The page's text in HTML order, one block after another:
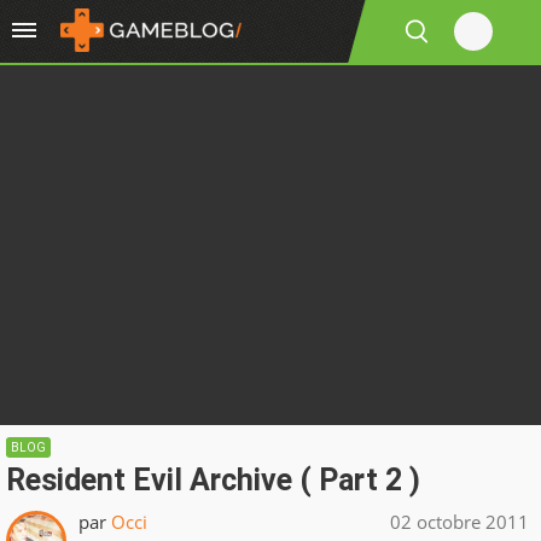
BLOG
Resident Evil Archive ( Part 2 )
par Occi 02 octobre 2011